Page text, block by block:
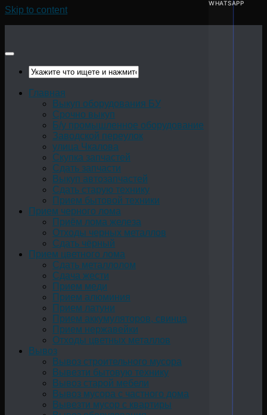
Skip to content
Главная
Выкуп оборудования БУ
Срочно выкуп
Б/у промышленное оборудование
Заводской переулок
улица Чкалова
Скупка запчастей
Сдать запчасти
Выкуп автозапчастей
Сдать старую технику
Прием бытовой техники
Прием черного лома
Приём лома железа
Отходы черных металлов
Сдать чёрный
Прием цветного лома
Сдать металлолом
Сдача жести
Прием меди
Прием алюминия
Прием латуни
Прием аккумуляторов, свинца
Прием нержавейки
Отходы цветных металлов
Вывоз
Вывоз строительного мусора
Вывезти бытовую технику
Вывоз старой мебели
Вывоз мусора с частного дома
Вывезти мусор с квартиры
WHATSAPP